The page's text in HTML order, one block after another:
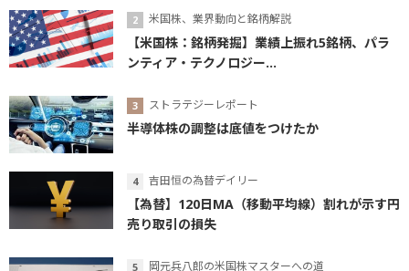
米国株、業界動向と銘柄解説
【米国株：銘柄発掘】業績上振れ5銘柄、パラ
ンティア・テクノロジー...
ストラテジーレポート
半導体株の調整は底値をつけたか
吉田恒の為替デイリー
【為替】120日MA（移動平均線）割れが示す円
売り取引の損失
岡元兵八郎の米国株マスターへの道